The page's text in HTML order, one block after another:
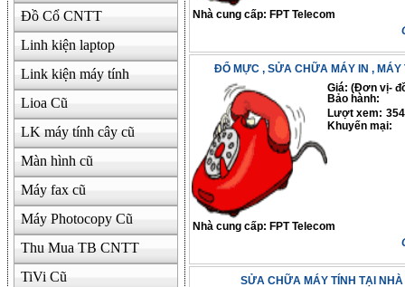
Đồ Cổ CNTT
Linh kiện laptop
Link kiện máy tính
Lioa Cũ
LK máy tính cây cũ
Màn hình cũ
Máy fax cũ
Máy Photocopy Cũ
Thu Mua TB CNTT
TiVi Cũ
Nhà cung cấp: FPT Telecom
ĐỔ MỰC , SỬA CHỮA MÁY IN , MÁY
Giá: (Đơn vị-
Bảo hành:
Lượt xem:
Khuyến mại:
Nhà cung cấp: FPT Telecom
SỬA CHỮA MÁY TÍNH TẠI NHÀ